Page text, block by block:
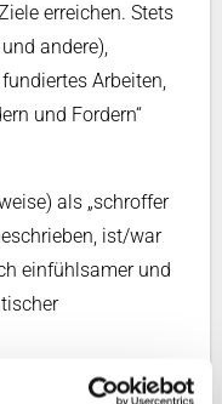
erreichen. Stets
andere),
Arbeiten,
und Fordern“
als „schroffer
ist/war
einfühlsamer und
(aber